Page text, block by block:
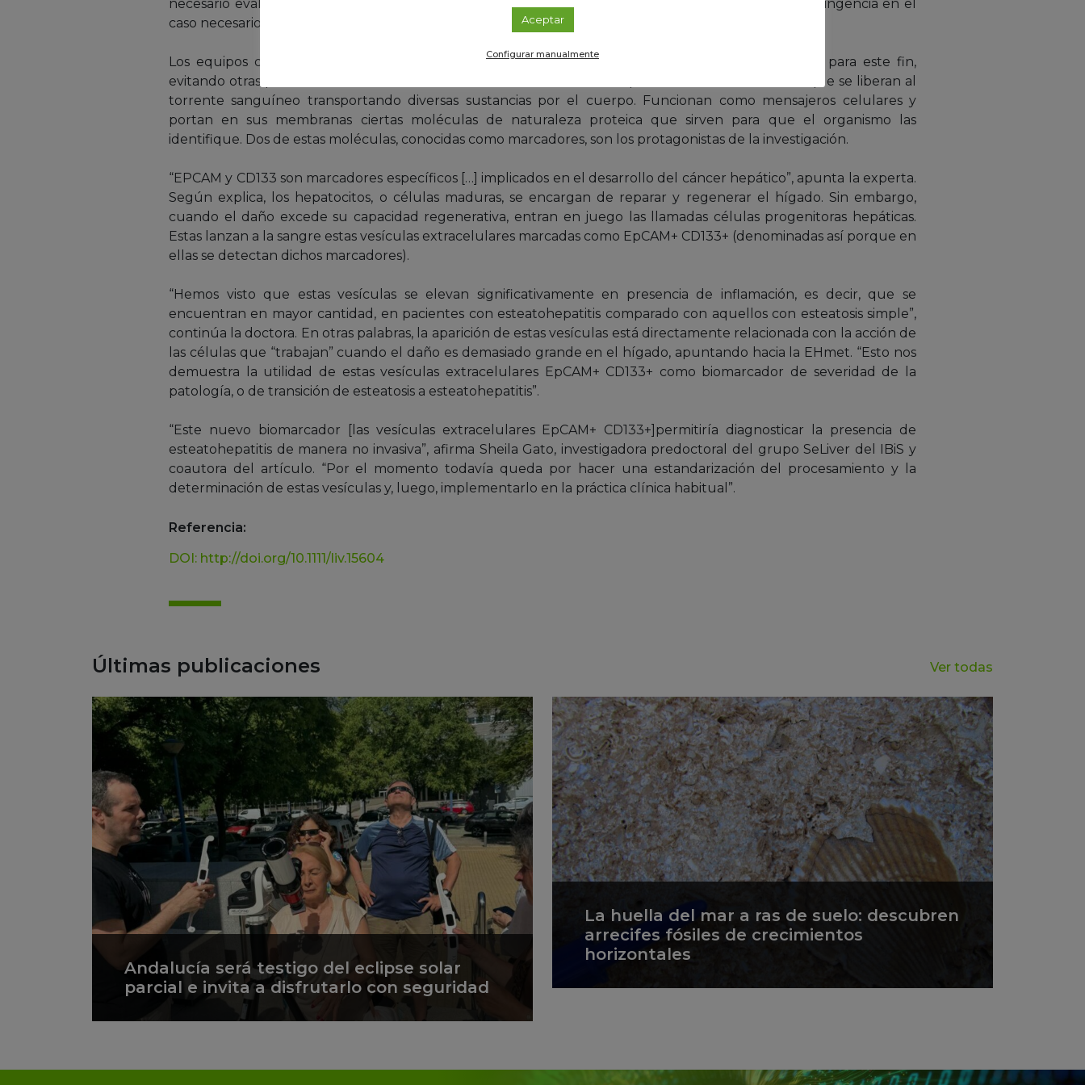
necesario evaluar un pronóstico antes de que ocurra, lo antes posible, para poner medidas de contingencia en el
caso necesario.
Los equipos de investigación han comprobado la posibilidad de usar las vesículas extracelulares para este fin,
evitando otras pruebas más invasivas. Dichas vesículas son estructuras procedentes de las células que se liberan al
torrente sanguíneo transportando diversas sustancias por el cuerpo. Funcionan como mensajeros celulares y
portan en sus membranas ciertas moléculas de naturaleza proteica que sirven para que el organismo las
identifique. Dos de estas moléculas, conocidas como marcadores, son los protagonistas de la investigación.
“EPCAM y CD133 son marcadores específicos […] implicados en el desarrollo del cáncer hepático”, apunta la experta.
Según explica, los hepatocitos, o células maduras, se encargan de reparar y regenerar el hígado. Sin embargo,
cuando el daño excede su capacidad regenerativa, entran en juego las llamadas células progenitoras hepáticas.
Estas lanzan a la sangre estas vesículas extracelulares marcadas como EpCAM+ CD133+ (denominadas así porque en
ellas se detectan dichos marcadores).
“Hemos visto que estas vesículas se elevan significativamente en presencia de inflamación, es decir, que se
encuentran en mayor cantidad, en pacientes con esteatohepatitis comparado con aquellos con esteatosis simple”,
continúa la doctora. En otras palabras, la aparición de estas vesículas está directamente relacionada con la acción de
las células que “trabajan” cuando el daño es demasiado grande en el hígado, apuntando hacia la EHmet. “Esto nos
demuestra la utilidad de estas vesículas extracelulares EpCAM+ CD133+ como biomarcador de severidad de la
patología, o de transición de esteatosis a esteatohepatitis”.
“Este nuevo biomarcador [las vesículas extracelulares EpCAM+ CD133+]permitiría diagnosticar la presencia de
esteatohepatitis de manera no invasiva”, afirma Sheila Gato, investigadora predoctoral del grupo SeLiver del IBiS y
coautora del artículo. “Por el momento todavía queda por hacer una estandarización del procesamiento y la
determinación de estas vesículas y, luego, implementarlo en la práctica clínica habitual”.
Referencia:
DOI: http://doi.org/10.1111/liv.15604
Últimas publicaciones Ver todas
Andalucía será testigo del eclipse solar
parcial e invita a disfrutarlo con seguridad
La huella del mar a ras de suelo: descubren
arrecifes fósiles de crecimientos
horizontales
Aceptar
Configurar manualmente